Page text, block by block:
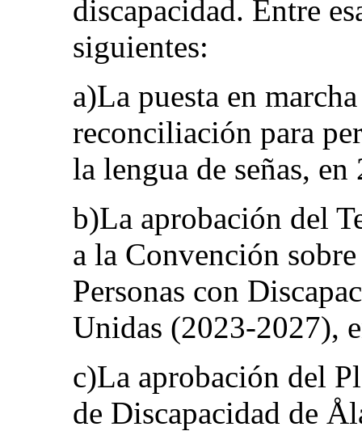
discapacidad. Entre
siguientes:
a)La puesta en
reconciliación para
la lengua de señas, en
b)La aprobación del
a la Convención
Personas con
Unidas (2023-2027),
c)La aprobación del
de Discapacidad de